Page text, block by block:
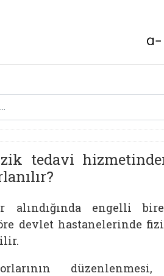
tedavi
alındığında engelli
devlet hastanelerinde